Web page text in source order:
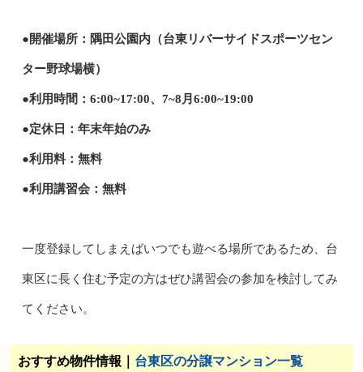
●開催場所：隅田公園内（台東リバーサイドスポーツセン
ター野球場横）
●利用時間：6:00~17:00、7~8月6:00~19:00
●定休日：年末年始のみ
●利用料：無料
●利用講習会：無料
一度登録してしまえばいつでも遊べる場所であるため、台
東区に長く住む予定の方はぜひ講習会の参加を検討してみ
てください。
おすすめ物件情報｜ 台東区の分譲マンション一覧